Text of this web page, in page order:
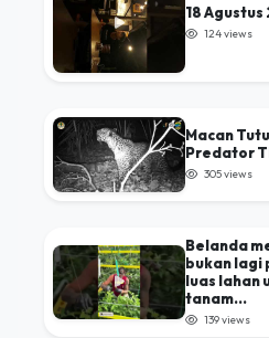
18
124 views
Macan
Predator
305 views
Belanda
bukan lagi
luas lahan
tanam...
139 views